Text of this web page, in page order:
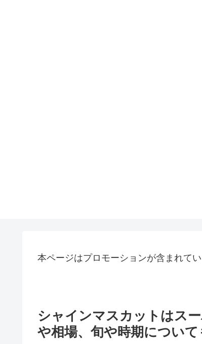
本ページはプロモーションが含まれてい
シャインマスカットはス
や相場、旬や時期について